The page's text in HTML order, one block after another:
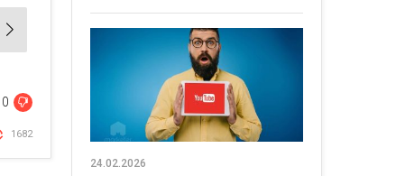
0
1682
24.02.2026